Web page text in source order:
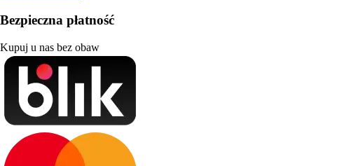
Bezpieczna płatność
Kupuj u nas bez obaw